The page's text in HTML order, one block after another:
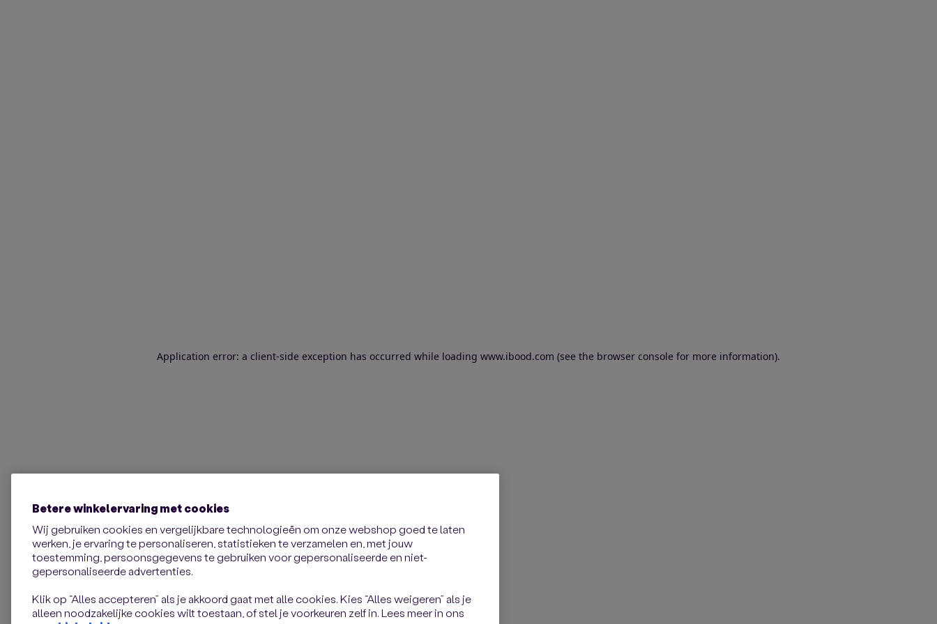
Application error: a client-side exception has occurred while loading www.ibood.com (see the browser console for more information).
Betere winkelervaring met cookies
Wij gebruiken cookies en vergelijkbare technologieën om onze webshop goed te laten
werken, je ervaring te personaliseren, statistieken te verzamelen en, met jouw
toestemming, persoonsgegevens te gebruiken voor gepersonaliseerde en niet-
gepersonaliseerde advertenties.
Klik op “Alles accepteren” als je akkoord gaat met alle cookies. Kies “Alles weigeren” als je
alleen noodzakelijke cookies wilt toestaan, of stel je voorkeuren zelf in. Lees meer in ons